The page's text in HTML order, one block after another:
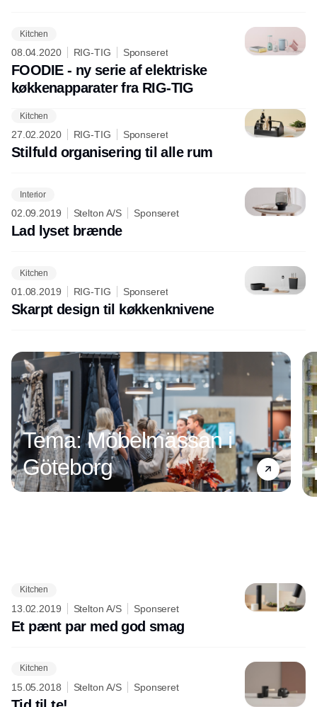
Kitchen
08.04.2020 RIG-TIG Sponseret
FOODIE - ny serie af elektriske
køkkenapparater fra RIG-TIG
Kitchen
27.02.2020 RIG-TIG Sponseret
Stilfuld organisering til alle rum
Interior
02.09.2019 Stelton A/S Sponseret
Lad lyset brænde
Kitchen
01.08.2019 RIG-TIG Sponseret
Skarpt design til køkkenknivene
Tema: Möbelmässan i
Göteborg
Kitchen
13.02.2019 Stelton A/S Sponseret
Et pænt par med god smag
Kitchen
15.05.2018 Stelton A/S Sponseret